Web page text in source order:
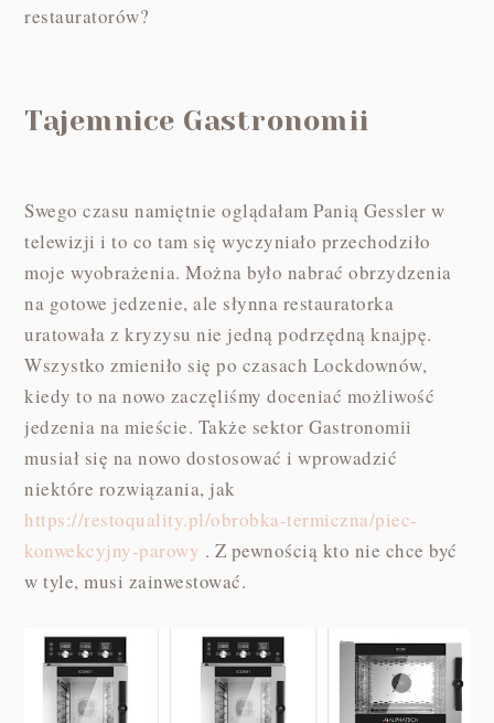
restauratorów?
Tajemnice Gastronomii
Swego czasu namiętnie oglądałam Panią Gessler w
telewizji i to co tam się wyczyniało przechodziło
moje wyobrażenia. Można było nabrać obrzydzenia
na gotowe jedzenie, ale słynna restauratorka
uratowała z kryzysu nie jedną podrzędną knajpę.
Wszystko zmieniło się po czasach Lockdownów,
kiedy to na nowo zaczęliśmy doceniać możliwość
jedzenia na mieście. Także sektor Gastronomii
musiał się na nowo dostosować i wprowadzić
niektóre rozwiązania, jak
https://restoquality.pl/obrobka-termiczna/piec-
konwekcyjny-parowy . Z pewnością kto nie chce być
w tyle, musi zainwestować.